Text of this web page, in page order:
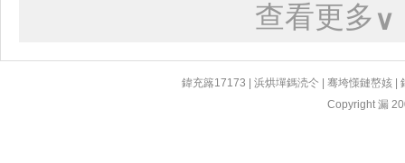
查看更多 ∨
鍏充簬17173 |浜烘墠鎷涜仒 |骞垮憡鏈嶅姟 |
Copyright 漏